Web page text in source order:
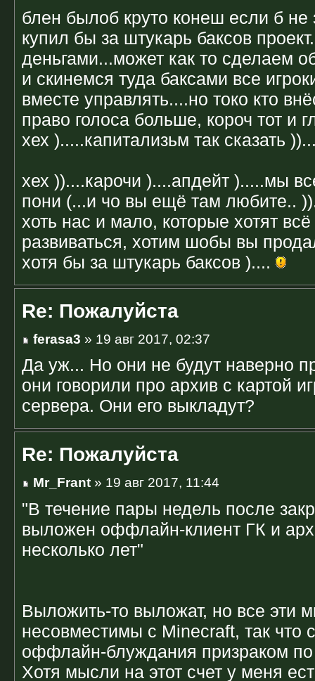
блен былоб круто конеш если б
купил бы за штукарь баксов
деньгами...может как то сделаем
и скинемся туда баксами все
вместе управлять....но токо кто
право голоса больше, короч тот и
хех ).....капитализьм так сказать
хех ))....карочи )....апдейт ).....мы
пони (...и чо вы ещё там любите..
хоть нас и мало, которые хотят
развиваться, хотим шобы вы
хотя бы за штукарь баксов )....
Re: Пожалуйста
ferasa3 » 19 авг 2017, 02:37
Да уж... Но они не будут наверно
они говорили про архив с картой
сервера. Они его выкладут?
Re: Пожалуйста
Mr_Frant » 19 авг 2017, 11:44
"В течение пары недель после
выложен оффлайн-клиент ГК и
несколько лет"
Выложить-то выложат, но все эти
несовместимы с Minecraft, так что
оффлайн-блуждания призраком
Хотя мысли на этот счет у меня